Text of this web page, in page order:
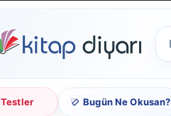
Testler Bugün Ne Okusan?